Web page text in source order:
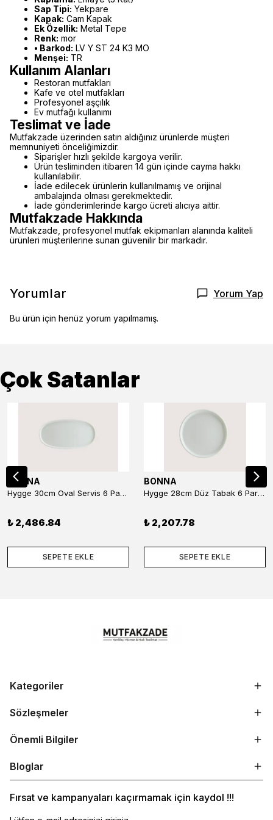
Sap Tipi: Yekpare
Kapak: Cam Kapak
Ek Özellik: Metal Tepe
Renk: mor
• Barkod: LV Y ST 24 K3 MO
Menşei: TR
Kullanım Alanları
Restoran mutfakları
Kafe ve otel mutfakları
Profesyonel aşçılık
Ev mutfağı kullanımı
Teslimat ve İade
Mutfakzade üzerinden satın aldığınız ürünlerde müşteri
memnuniyeti önceliğimizdir.
Siparişler hızlı şekilde kargoya verilir.
Ürün tesliminden itibaren 14 gün içinde cayma hakkı
kullanılabilir.
İade edilecek ürünlerin kullanılmamış ve orijinal
ambalajında olması gerekmektedir.
İade gönderimlerinde kargo ücreti alıcıya aittir.
Mutfakzade Hakkında
Mutfakzade, profesyonel mutfak ekipmanları alanında kaliteli
ürünleri müşterilerine sunan güvenilir bir markadır.
Yorumlar Yorum Yap
Bu ürün için henüz yorum yapılmamış.
Çok Satanlar
BONNA
Hygge 30cm Oval Servis 6 Parça
₺ 2,486.84
SEPETE EKLE
BONNA
Hygge 28cm Düz Tabak 6 Parça
₺ 2,207.78
SEPETE EKLE
Kategoriler
Sözleşmeler
Önemli Bilgiler
Bloglar
Fırsat ve kampanyaları kaçırmamak için kaydol !!!